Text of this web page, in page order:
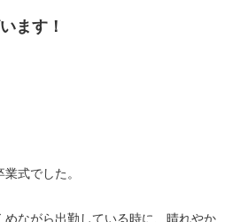
ます！
式でした。
ながら出勤している時に、晴れやか